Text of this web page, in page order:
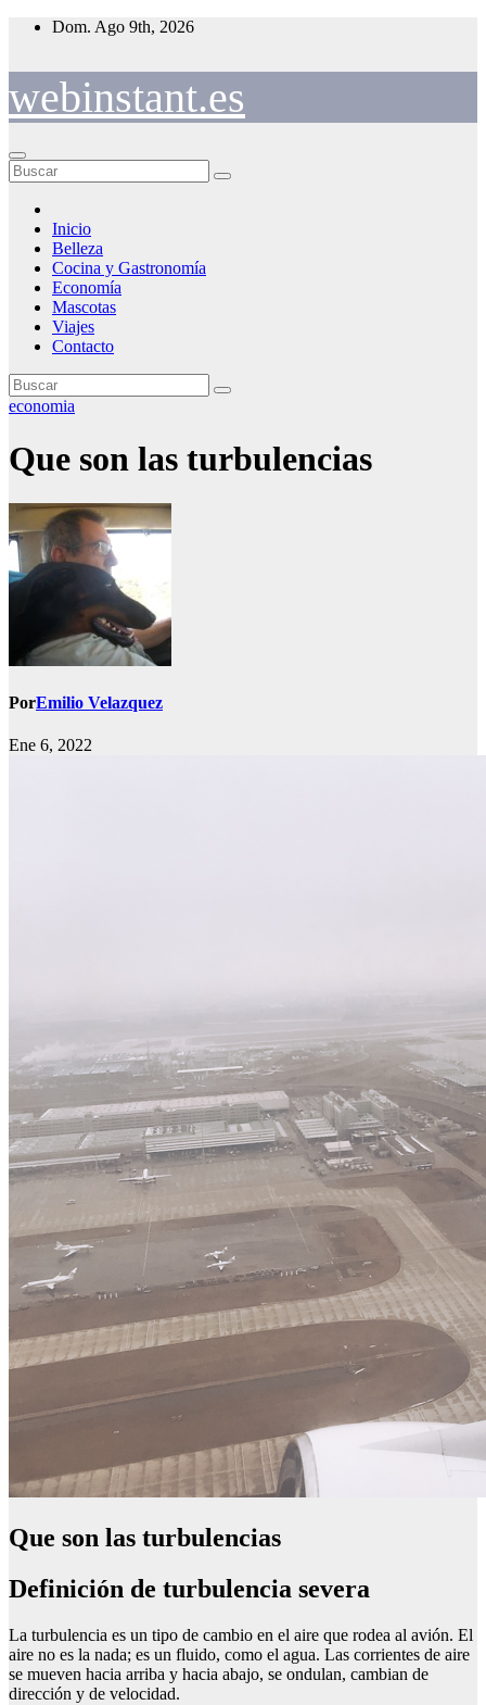
Saltar
Dom. Ago 9th, 2026
webinstant.es
Inicio
Belleza
Cocina y Gastronomía
Economía
Mascotas
Viajes
Contacto
economia
Que son las turbulencias
PorEmilio Velazquez
Ene 6, 2022
Que son las turbulencias
Definición de turbulencia severa
La turbulencia es un tipo de cambio en el aire que rodea al avión. El
aire no es la nada; es un fluido, como el agua. Las corrientes de aire
se mueven hacia arriba y hacia abajo, se ondulan, cambian de
dirección y de velocidad.